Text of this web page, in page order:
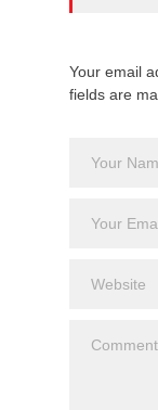
Your email
fields are